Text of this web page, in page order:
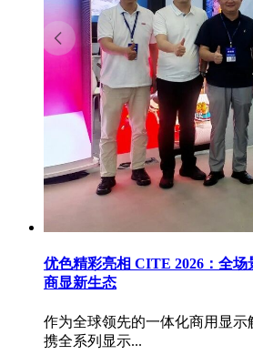
优色精彩亮相 CITE 2026：全
商显新生态
作为全球领先的一体化商用显
携全系列显示...